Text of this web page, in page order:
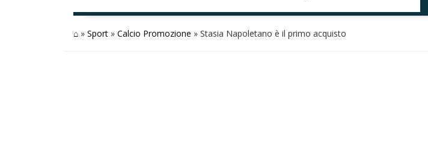
⌂ » Sport » Calcio Promozione » Stasia Napoletano è il primo acquisto